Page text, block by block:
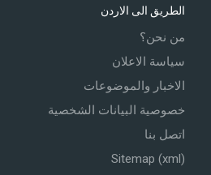
الطريق الى الاردن
من نحن؟
سياسة الاعلان
الاخبار والموضوعات
خصوصية البيانات الشخصية
اتصل بنا
Sitemap (xml)